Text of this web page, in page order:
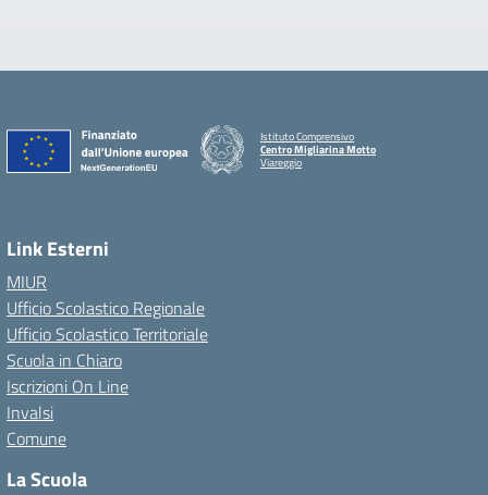
Istituto Comprensivo
Centro Migliarina Motto
Viareggio
Link Esterni
MIUR
Ufficio Scolastico Regionale
Ufficio Scolastico Territoriale
Scuola in Chiaro
Iscrizioni On Line
Invalsi
Comune
La Scuola